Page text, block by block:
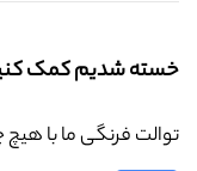
خسته شدیم کمک
توالت فرنگی ما با هیچ